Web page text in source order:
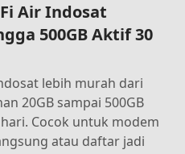
Air Indosat
500GB Aktif 30
lebih murah dari
20GB sampai 500GB
Cocok untuk modem
atau daftar jadi